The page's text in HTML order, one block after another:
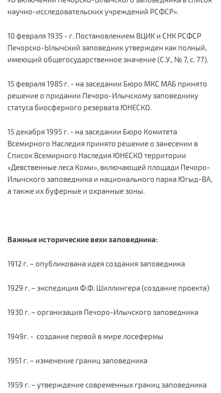
научно-исследовательских учреждений РСФСР».
10 февраля 1935 - г. Постановлением ВЦИК и СНК РСФСР
Печорско-Ылычский заповедник утвержден как полный,
имеющий общегосударственное значение (С.У., № 7, с. 77).
15 февраля 1985 г. - на заседании Бюро МКС МАБ принято
решение о придании Печоро-Илычскому заповеднику
статуса биосферного резервата ЮНЕСКО.
15 декабря 1995 г. - на заседании Бюро Комитета
Всемирного Наследия принято решение о занесении в
Список Всемирного Наследия ЮНЕСКО территории
«Девственные леса Коми», включающей площади Печоро-
Илычского заповедника и национального парка Югыд-ВА,
а также их буферные и охранные зоны.
Важные исторические вехи заповедника:
1912 г. – опубликована идея создания заповедника
1929 г. – экспедиция Ф.Ф. Шиллингера (создание проекта)
1930 г. – организация Печоро-Илычского заповедника
1949г. - создание первой в мире лосефермы
1951 г. – изменение границ заповедника
1959 г. – утверждение современных границ заповедника